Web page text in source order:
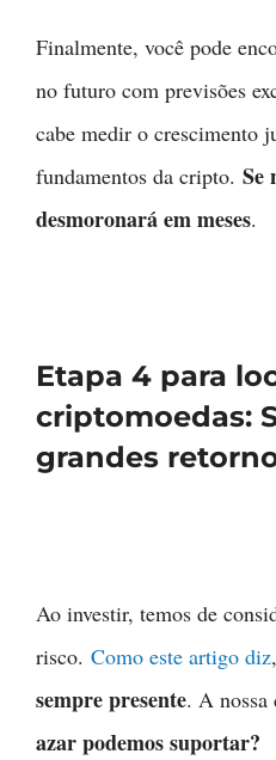
Finalmente, você pode
no futuro com previsões
cabe medir o crescimento
fundamentos da cripto. Se
desmoronará em meses.
Etapa 4 para
criptomoedas:
grandes
Ao investir, temos de
risco. Como este artigo diz,
sempre presente. A nossa
azar podemos suportar?